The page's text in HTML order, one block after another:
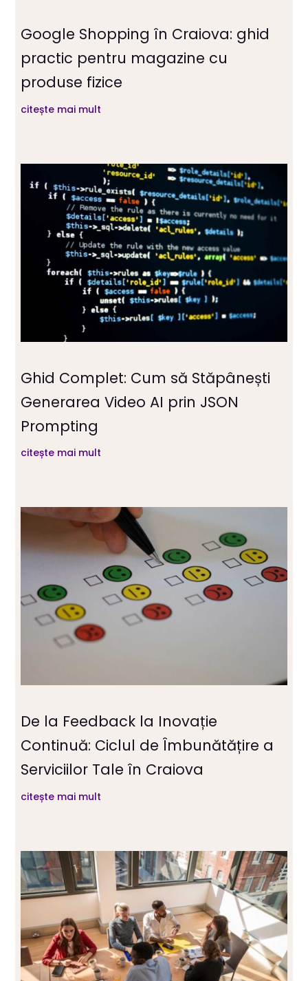
Google Shopping în Craiova: ghid
practic pentru magazine cu
produse fizice
citește mai mult
Ghid Complet: Cum să Stăpânești
Generarea Video AI prin JSON
Prompting
citește mai mult
De la Feedback la Inovație
Continuă: Ciclul de Îmbunătățire a
Serviciilor Tale în Craiova
citește mai mult